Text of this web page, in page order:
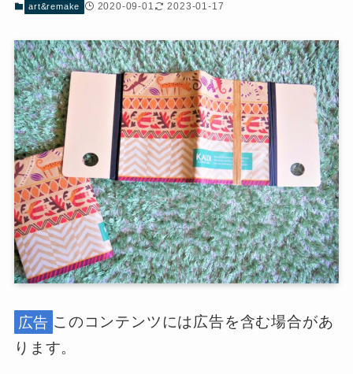
art&remake 2020-09-01 2023-01-17
広告 このコンテンツには広告を含む場合があ
ります。